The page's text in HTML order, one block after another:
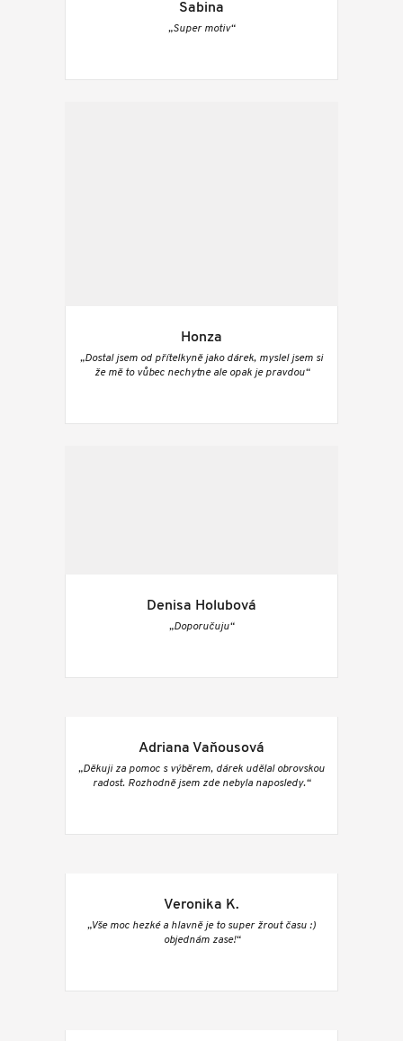
Sabina
„Super motiv“
Honza
„Dostal jsem od přítelkyně jako dárek, myslel jsem si
že mě to vůbec nechytne ale opak je pravdou“
Denisa Holubová
„Doporučuju“
Adriana Vaňousová
„Děkuji za pomoc s výběrem, dárek udělal obrovskou
radost. Rozhodně jsem zde nebyla naposledy.“
Veronika K.
„Vše moc hezké a hlavně je to super žrout času :)
objednám zase!“